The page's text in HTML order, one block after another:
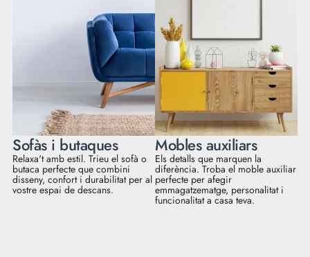
Sofàs i butaques
Relaxa't amb estil. Trieu el sofà o
butaca perfecte que combini
disseny, confort i durabilitat per al
vostre espai de descans.
Mobles auxiliars
Els detalls que marquen la
diferència. Troba el moble auxiliar
perfecte per afegir
emmagatzematge, personalitat i
funcionalitat a casa teva.